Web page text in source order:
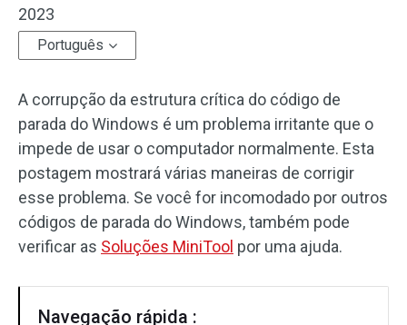
2023
Português
A corrupção da estrutura crítica do código de
parada do Windows é um problema irritante que o
impede de usar o computador normalmente. Esta
postagem mostrará várias maneiras de corrigir
esse problema. Se você for incomodado por outros
códigos de parada do Windows, também pode
verificar as Soluções MiniTool por uma ajuda.
Navegação rápida :